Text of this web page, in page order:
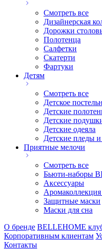
Смотреть все
Дизайнерская
Дорожки
Полотенца
Салфетки
Скатерти
Фартуки
Детям
Смотреть все
Детское
Детские
Детские
Детские одеяла
Детские пледы
Приятные мелочи
Смотреть все
Бьюти-наборы
Аксессуары
Защитные маски
Маски для сна
О бренде BELLEHOME
Корпоративным клиентам
Контакты